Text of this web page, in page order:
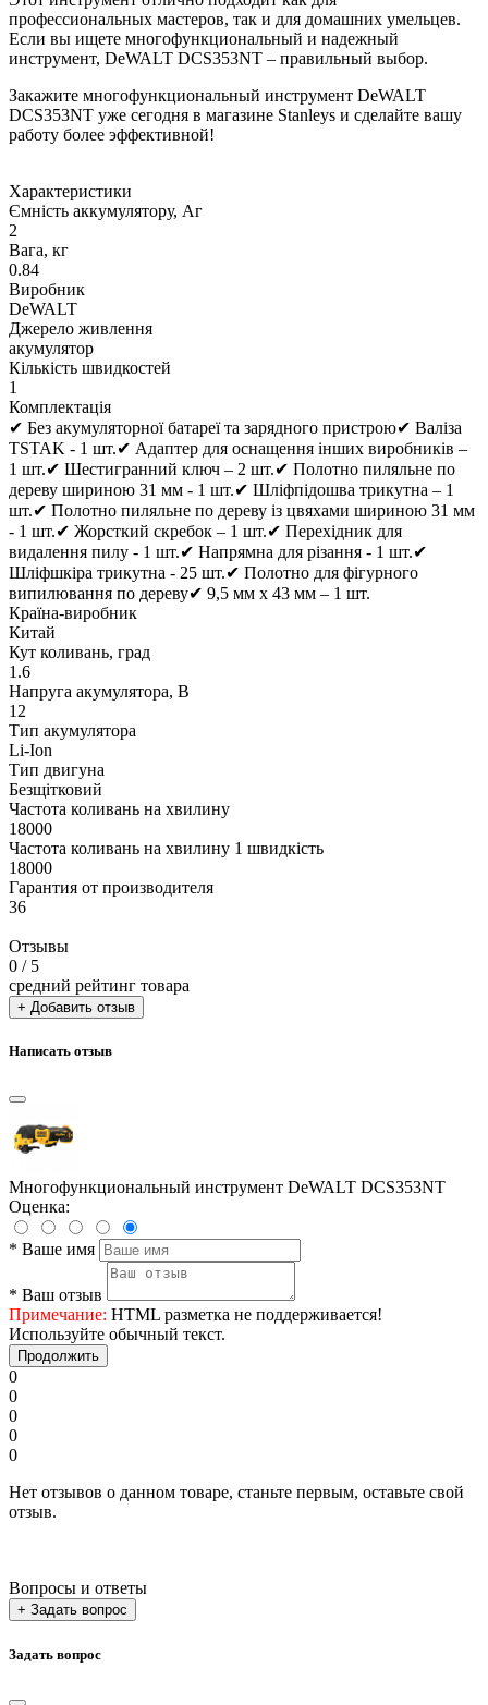
профессиональных мастеров, так и для домашних умельцев.
Если вы ищете многофункциональный и надежный
инструмент, DeWALT DCS353NT – правильный выбор.
Закажите многофункциональный инструмент DeWALT
DCS353NT уже сегодня в магазине Stanleys и сделайте вашу
работу более эффективной!
Характеристики
Ємність аккумулятору, Аг
2
Вага, кг
0.84
Виробник
DeWALT
Джерело живлення
акумулятор
Кількість швидкостей
1
Комплектація
✔ Без акумуляторної батареї та зарядного пристрою✔ Валіза
TSTAK - 1 шт.✔ Адаптер для оснащення інших виробників –
1 шт.✔ Шестигранний ключ – 2 шт.✔ Полотно пиляльне по
дереву шириною 31 мм - 1 шт.✔ Шліфпідошва трикутна – 1
шт.✔ Полотно пиляльне по дереву із цвяхами шириною 31 мм
- 1 шт.✔ Жорсткий скребок – 1 шт.✔ Перехідник для
видалення пилу - 1 шт.✔ Напрямна для різання - 1 шт.✔
Шліфшкіра трикутна - 25 шт.✔ Полотно для фігурного
випилювання по дереву✔ 9,5 мм x 43 мм – 1 шт.
Країна-виробник
Китай
Кут коливань, град
1.6
Напруга акумулятора, В
12
Тип акумулятора
Li-Ion
Тип двигуна
Безщітковий
Частота коливань на хвилину
18000
Частота коливань на хвилину 1 швидкість
18000
Гарантия от производителя
36
Отзывы
0 / 5
средний рейтинг товара
+ Добавить отзыв
Написать отзыв
Многофункциональный инструмент DeWALT DCS353NT
Оценка:
* Ваше имя
* Ваш отзыв
Примечание: HTML разметка не поддерживается!
Используйте обычный текст.
Продолжить
0
0
0
0
0
Нет отзывов о данном товаре, станьте первым, оставьте свой
отзыв.
Вопросы и ответы
+ Задать вопрос
Задать вопрос